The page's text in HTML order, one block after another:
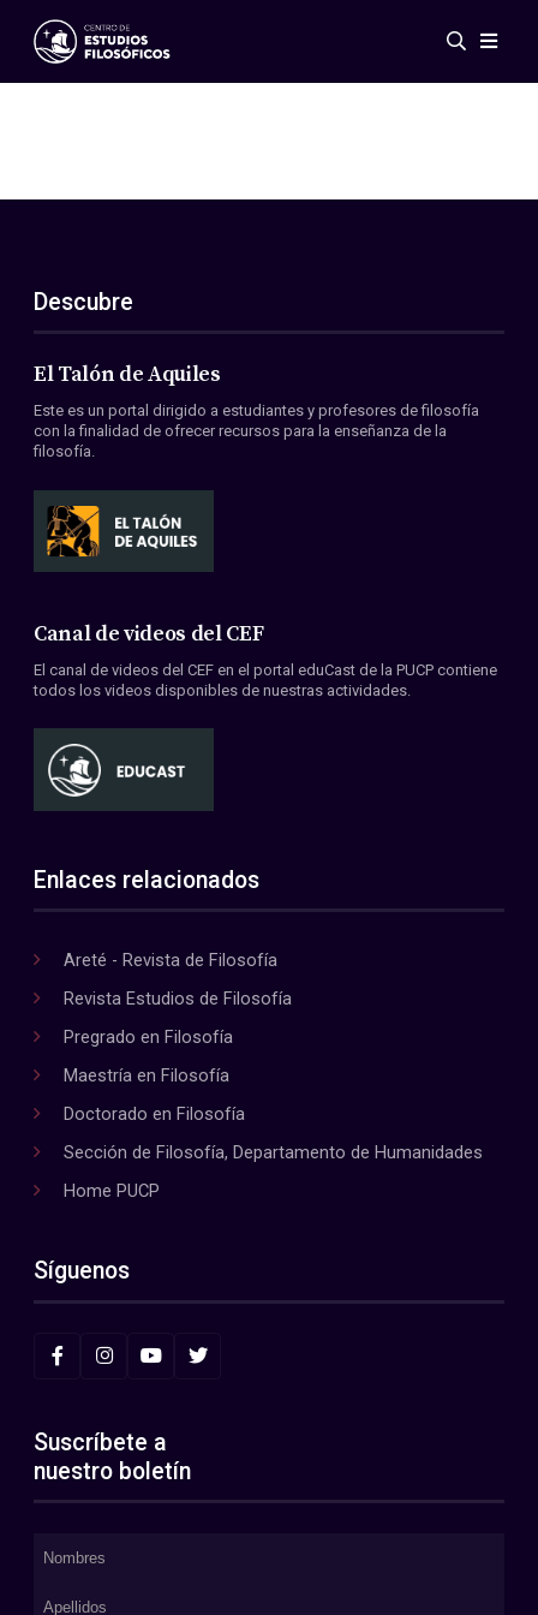
Eventos
ES
EN
Acerca de nosotros
Miembros
Convenios
Descubre
El Talón de Aquiles
Este es un portal dirigido a estudiantes y profesores de filosofía
con la finalidad de ofrecer recursos para la enseñanza de la
filosofía.
Canal de videos del CEF
El canal de videos del CEF en el portal eduCast de la PUCP contiene
todos los videos disponibles de nuestras actividades.
Enlaces relacionados
Areté - Revista de Filosofía
Revista Estudios de Filosofía
Pregrado en Filosofía
Maestría en Filosofía
Doctorado en Filosofía
Sección de Filosofía, Departamento de Humanidades
Home PUCP
Síguenos
Suscríbete a
nuestro boletín